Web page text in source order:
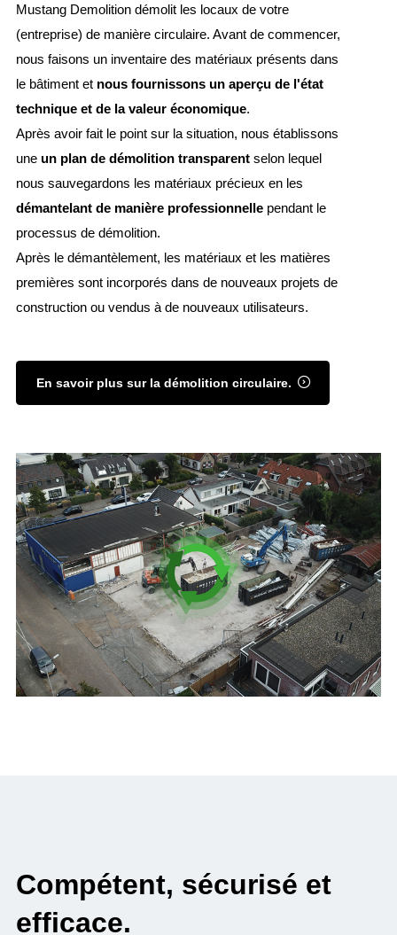
Mustang Demolition démolit les locaux de votre
(entreprise) de manière circulaire. Avant de commencer,
nous faisons un inventaire des matériaux présents dans
le bâtiment et nous fournissons un aperçu de l'état
technique et de la valeur économique.
Après avoir fait le point sur la situation, nous établissons
une un plan de démolition transparent selon lequel
nous sauvegardons les matériaux précieux en les
démantelant de manière professionnelle pendant le
processus de démolition.
Après le démantèlement, les matériaux et les matières
premières sont incorporés dans de nouveaux projets de
construction ou vendus à de nouveaux utilisateurs.
En savoir plus sur la démolition circulaire.
Exécution rapide et sur
mesure.